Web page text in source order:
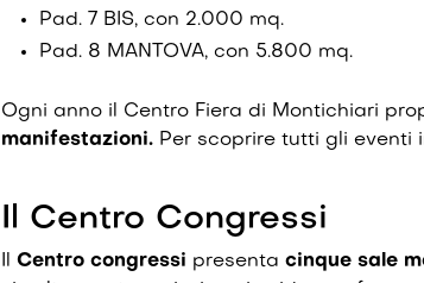
Pad. 7 BIS, con 2.000 mq.
Pad. 8 MANTOVA, con 5.800 mq.
Ogni anno il Centro Fiera di Montichiari
manifestazioni. Per scoprire tutti gli eventi
Il Centro Congressi
Il Centro congressi presenta cinque sale